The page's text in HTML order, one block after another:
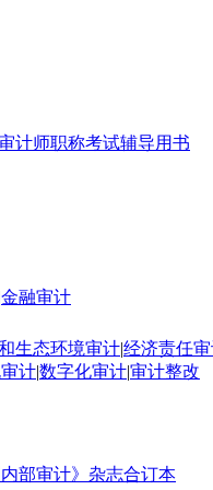
计师职称考试辅导用书
金融审计
生态环境审计|经济责任
计|数字化审计|审计整改
内部审计》杂志合订本